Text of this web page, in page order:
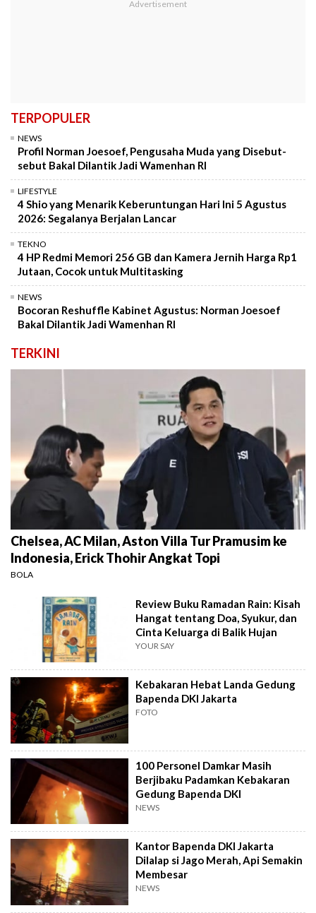
TERPOPULER
NEWS
Profil Norman Joesoef, Pengusaha Muda yang Disebut-
sebut Bakal Dilantik Jadi Wamenhan RI
LIFESTYLE
4 Shio yang Menarik Keberuntungan Hari Ini 5 Agustus
2026: Segalanya Berjalan Lancar
TEKNO
4 HP Redmi Memori 256 GB dan Kamera Jernih Harga Rp1
Jutaan, Cocok untuk Multitasking
NEWS
Bocoran Reshuffle Kabinet Agustus: Norman Joesoef
Bakal Dilantik Jadi Wamenhan RI
TERKINI
Chelsea, AC Milan, Aston Villa Tur Pramusim ke
Indonesia, Erick Thohir Angkat Topi
BOLA
Review Buku Ramadan Rain: Kisah
Hangat tentang Doa, Syukur, dan
Cinta Keluarga di Balik Hujan
YOUR SAY
Kebakaran Hebat Landa Gedung
Bapenda DKI Jakarta
FOTO
100 Personel Damkar Masih
Berjibaku Padamkan Kebakaran
Gedung Bapenda DKI
NEWS
Kantor Bapenda DKI Jakarta
Dilalap si Jago Merah, Api Semakin
Membesar
NEWS